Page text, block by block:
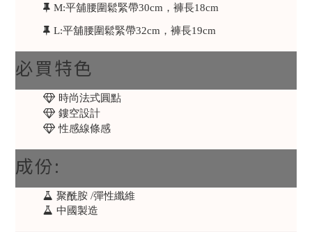
M:平舖腰圍鬆緊帶30cm，褲長18cm
L:平舖腰圍鬆緊帶32cm，褲長19cm
必買特色
時尚法式圓點
鏤空設計
性感線條感
成份:
聚酰胺 /彈性纖維
中國製造